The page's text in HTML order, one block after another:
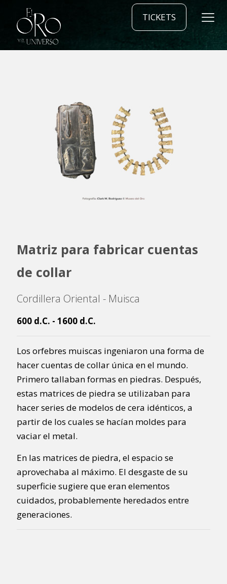
TICKETS
Matriz para fabricar cuentas
de collar
Cordillera Oriental - Muisca
600 d.C. - 1600 d.C.
Los orfebres muiscas ingeniaron una forma de
hacer cuentas de collar única en el mundo.
Primero tallaban formas en piedras. Después,
estas matrices de piedra se utilizaban para
hacer series de modelos de cera idénticos, a
partir de los cuales se hacían moldes para
vaciar el metal.
En las matrices de piedra, el espacio se
aprovechaba al máximo. El desgaste de su
superficie sugiere que eran elementos
cuidados, probablemente heredados entre
generaciones.